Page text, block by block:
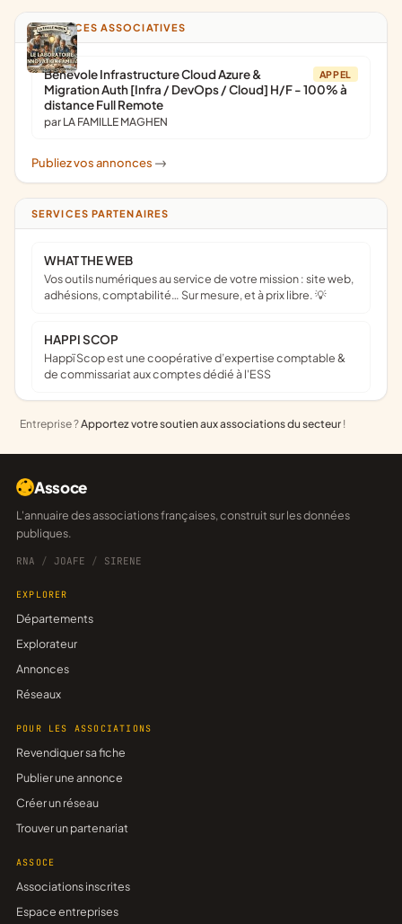
ANNONCES ASSOCIATIVES
APPEL
Bénévole Infrastructure Cloud Azure &
Migration Auth [Infra / DevOps / Cloud] H/F - 100% à
distance Full Remote
par LA FAMILLE MAGHEN
Publiez vos annonces ->
SERVICES PARTENAIRES
WHAT THE WEB
Vos outils numériques au service de votre mission : site web,
adhésions, comptabilité… Sur mesure, et à prix libre. 💡
HAPPI SCOP
Happï Scop est une coopérative d’expertise comptable &
de commissariat aux comptes dédié à l'ESS
Entreprise ?Apportez votre soutien aux associations du secteur !
Assoce
L'annuaire des associations françaises, construit sur les données
publiques.
RNA / JOAFE / SIRENE
EXPLORER
Départements
Explorateur
Annonces
Réseaux
POUR LES ASSOCIATIONS
Revendiquer sa fiche
Publier une annonce
Créer un réseau
Trouver un partenariat
ASSOCE
Associations inscrites
Espace entreprises